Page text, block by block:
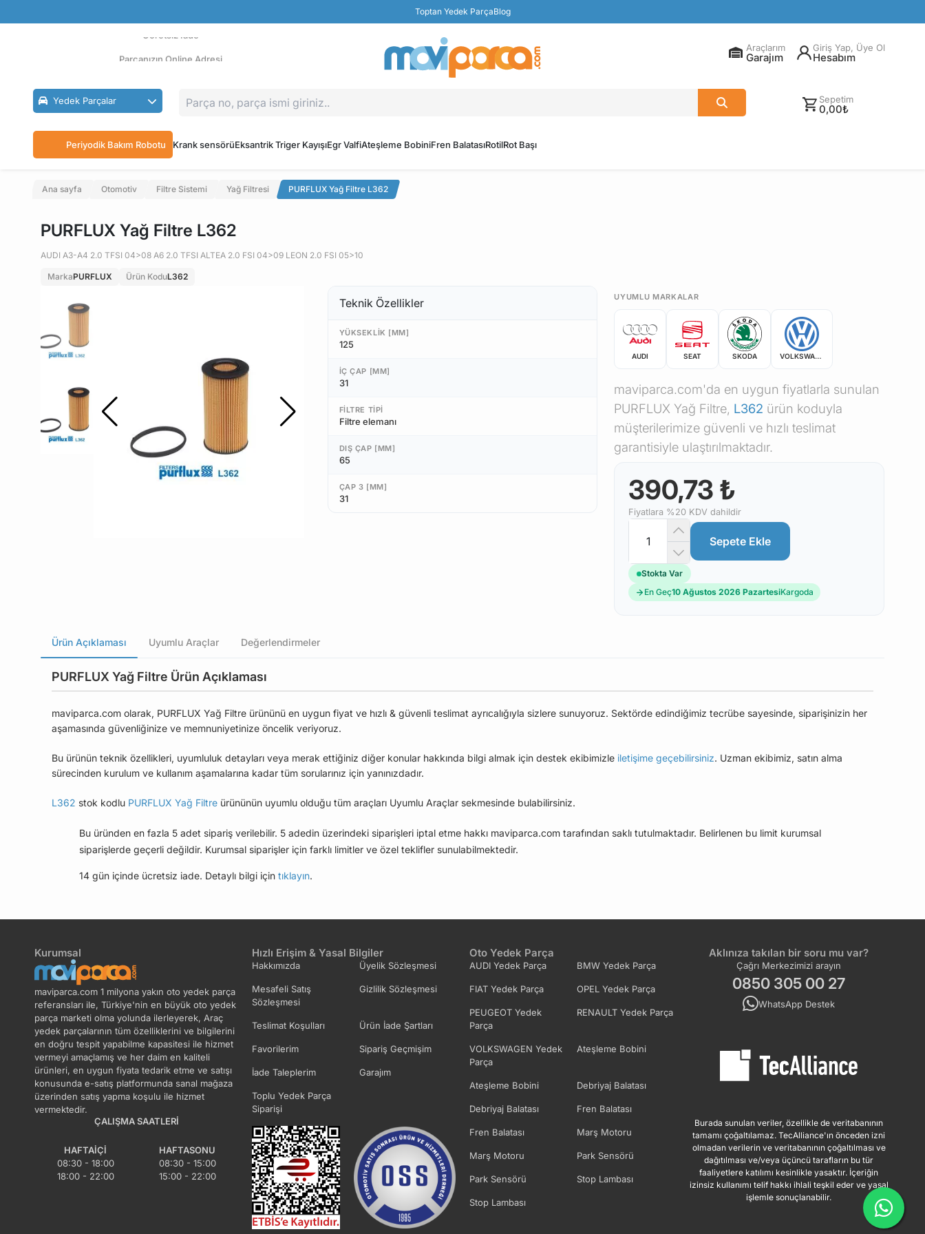
Toptan Yedek ParçaBlog
Araçlarım
Garajım
Giriş Yap, Üye Ol
Hesabım
Yedek Parçalar Sepetim
0,00₺
Periyodik Bakım Robotu Krank sensörüEksantrik Triger KayışıEgr ValfiAteşleme BobiniFren BalatasıRotilRot Başı
Ana sayfa Otomotiv Filtre Sistemi Yağ Filtresi PURFLUX Yağ Filtre L362
PURFLUX Yağ Filtre L362
AUDI A3-A4 2.0 TFSI 04>08 A6 2.0 TFSI ALTEA 2.0 FSI 04>09 LEON 2.0 FSI 05>10
MarkaPURFLUX Ürün KoduL362
Teknik Özellikler
YÜKSEKLIK [MM]
125
İÇ ÇAP [MM]
31
FILTRE TIPI
Filtre elemanı
DIŞ ÇAP [MM]
65
ÇAP 3 [MM]
31
UYUMLU MARKALAR
AUDI SEAT SKODA VOLKSWAGEN
maviparca.com'da en uygun fiyatlarla sunulan
PURFLUX Yağ Filtre, L362 ürün koduyla
müşterilerimize güvenli ve hızlı teslimat
garantisiyle ulaştırılmaktadır.
390,73 ₺
Fiyatlara %20 KDV dahildir
Sepete Ekle
Stokta Var
En Geç10 Ağustos 2026 PazartesiKargoda
Ürün Açıklaması Uyumlu Araçlar Değerlendirmeler
PURFLUX Yağ Filtre Ürün Açıklaması
maviparca.com olarak, PURFLUX Yağ Filtre ürününü en uygun fiyat ve hızlı & güvenli teslimat ayrıcalığıyla sizlere sunuyoruz. Sektörde edindiğimiz tecrübe sayesinde, siparişinizin her
aşamasında güvenliğinize ve memnuniyetinize öncelik veriyoruz.
Bu ürünün teknik özellikleri, uyumluluk detayları veya merak ettiğiniz diğer konular hakkında bilgi almak için destek ekibimizle iletişime geçebilirsiniz. Uzman ekibimiz, satın alma
sürecinden kurulum ve kullanım aşamalarına kadar tüm sorularınız için yanınızdadır.
L362 stok kodlu PURFLUX Yağ Filtre ürününün uyumlu olduğu tüm araçları Uyumlu Araçlar sekmesinde bulabilirsiniz.
Bu üründen en fazla 5 adet sipariş verilebilir. 5 adedin üzerindeki siparişleri iptal etme hakkı maviparca.com tarafından saklı tutulmaktadır. Belirlenen bu limit kurumsal
siparişlerde geçerli değildir. Kurumsal siparişler için farklı limitler ve özel teklifler sunulabilmektedir.
14 gün içinde ücretsiz iade. Detaylı bilgi için tıklayın.
Kurumsal
maviparca.com 1 milyona yakın oto yedek parça
referansları ile, Türkiye'nin en büyük oto yedek
parça marketi olma yolunda ilerleyerek, Araç
yedek parçalarının tüm özelliklerini ve bilgilerini
en doğru tespit yapabilme kapasitesi ile hizmet
vermeyi amaçlamış ve her daim en kaliteli
ürünleri, en uygun fiyata tedarik etme ve satışı
konusunda e-satış platformunda sanal mağaza
üzerinden satış yapma koşulu ile hizmet
vermektedir.
ÇALIŞMA SAATLERI
HAFTAIÇI
08:30 - 18:00
18:00 - 22:00
HAFTASONU
08:30 - 15:00
15:00 - 22:00
Hızlı Erişim & Yasal Bilgiler
Hakkımızda Üyelik Sözleşmesi
Mesafeli Satış
Sözleşmesi
Gizlilik Sözleşmesi
Teslimat Koşulları Ürün İade Şartları
Favorilerim Sipariş Geçmişim
İade Taleplerim Garajım
Toplu Yedek Parça
Siparişi
Oto Yedek Parça
AUDI Yedek Parça BMW Yedek Parça
FIAT Yedek Parça OPEL Yedek Parça
PEUGEOT Yedek
Parça
RENAULT Yedek Parça
VOLKSWAGEN Yedek
Parça
Ateşleme Bobini
Ateşleme Bobini Debriyaj Balatası
Debriyaj Balatası Fren Balatası
Fren Balatası Marş Motoru
Marş Motoru Park Sensörü
Park Sensörü Stop Lambası
Stop Lambası
Aklınıza takılan bir soru mu var?
Çağrı Merkezimizi arayın
0850 305 00 27
WhatsApp Destek
Burada sunulan veriler, özellikle de veritabanının
tamamı çoğaltılamaz. TecAlliance'ın önceden izni
olmadan verilerin ve veritabanının çoğaltılması ve
dağıtılması ve/veya üçüncü tarafların bu tür
faaliyetlere katılımı kesinlikle yasaktır. İçeriğin
izinsiz kullanımı telif hakkı ihlali teşkil eder ve yasal
işlemle sonuçlanabilir.